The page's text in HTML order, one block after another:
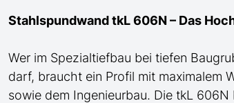
Stahlspundwand tkL 606N – Das
Wer im Spezialtiefbau bei tiefen
darf, braucht ein Profil mit maximalem
sowie dem Ingenieurbau. Die tkL 606N